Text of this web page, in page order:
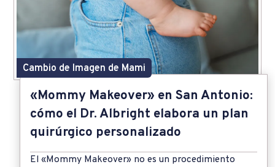
«Mommy Makeover» en San Antonio:
cómo el Dr. Albright elabora un plan
quirúrgico personalizado
El «Mommy Makeover» no es un procedimiento
Cambio de Imagen de Mami